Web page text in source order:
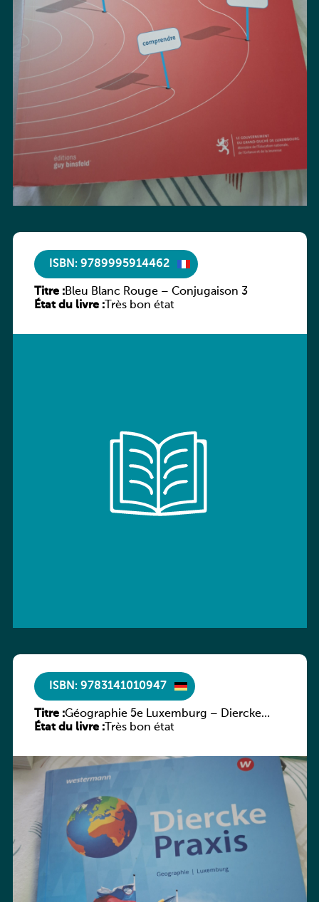
ISBN: 9789995914462
Titre :Bleu Blanc Rouge – Conjugaison 3
État du livre :Très bon état
ISBN: 9783141010947
Titre :Géographie 5e Luxemburg – Diercke
Praxis
État du livre :Très bon état